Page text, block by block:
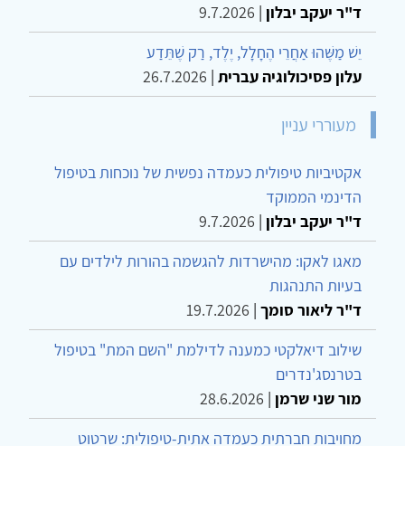
ד"ר יעקב יבלון |
9.7.2026
יֵשׁ מַשֶּׁהוּ אַחֲרֵי הֶחָלָל, יֶלֶד, רַק שֶׁתֵּדַע
עלון פסיכולוגיה עברית |
26.7.2026
מעוררי עניין
אקטיביות טיפולית כעמדה נפשית של נוכחות בטיפול
הדינמי הממוקד
ד"ר יעקב יבלון |
9.7.2026
מאגו לאקו: מהישרדות להגשמה בהורות לילדים עם
בעיות התנהגות
ד"ר ליאור סומך |
19.7.2026
שילוב דיאלקטי כמענה לדילמת "השם המת" בטיפול
בטרנסג'נדרים
מור שני שרמן |
28.6.2026
מחויבות חברתית כעמדה אתית-טיפולית: שרטוט